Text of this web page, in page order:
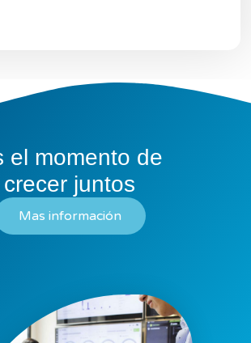
el momento de
crecer juntos
Mas información